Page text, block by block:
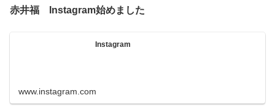
赤井福 Instagram始めました
Instagram
www.instagram.com